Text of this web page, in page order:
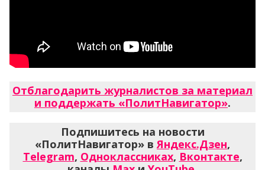
Отблагодарить журналистов за материал
и поддержать «ПолитНавигатор».
Подпишитесь на новости
«ПолитНавигатор» в Яндекс.Дзен,
Telegram, Одноклассниках, Вконтакте,